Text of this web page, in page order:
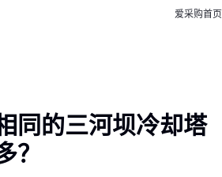
爱采购首页
同的三河坝冷却塔
？